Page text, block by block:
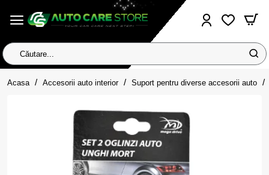
Căutare...
Acasa homeAccesorii auto interior Suport pentru diverse accesorii auto